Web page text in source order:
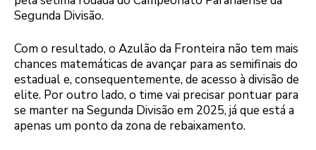
Segunda Divisão.
Com o resultado, o Azulão da Fronteira não tem mais
chances matemáticas de avançar para as semifinais do
estadual e, consequentemente, de acesso à divisão de
elite. Por outro lado, o time vai precisar pontuar para
se manter na Segunda Divisão em 2025, já que está a
apenas um ponto da zona de rebaixamento.